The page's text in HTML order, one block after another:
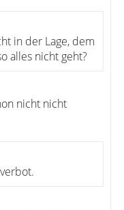
in der Lage, dem
alles nicht geht?
nicht nicht